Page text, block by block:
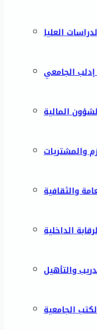
العليا
الجامعي
المالية
والمشتريات
والثقافية
الداخلية
والتأهيل
الجامعية